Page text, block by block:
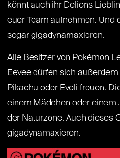
könnt auch ihr Delions
euer Team aufnehmen. Und
sogar gigadynamaxieren.
Alle Besitzer von Pokémon
Eevee dürfen sich
Pikachu oder Evoli freuen.
einem Mädchen oder einem
der Naturzone. Auch dieses
gigadynamaxieren.